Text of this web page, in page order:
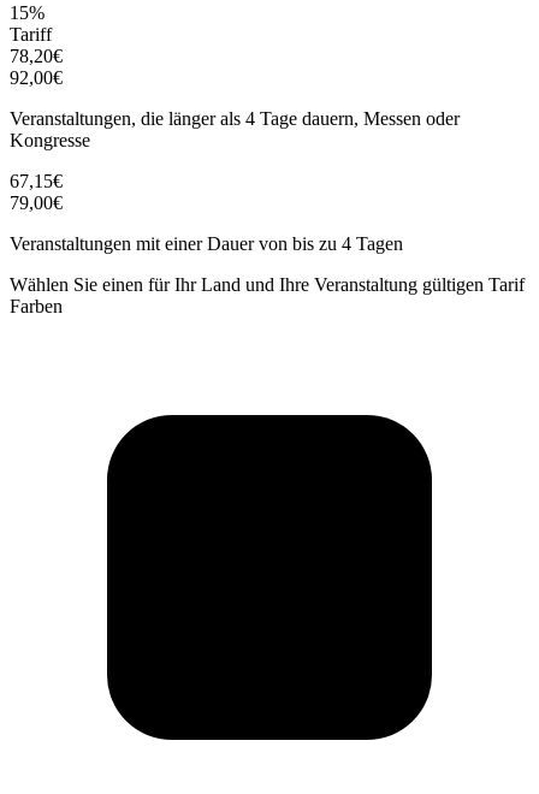
15%
Tariff
78,20€
92,00€
Veranstaltungen, die länger als 4 Tage dauern, Messen oder
Kongresse
67,15€
79,00€
Veranstaltungen mit einer Dauer von bis zu 4 Tagen
Wählen Sie einen für Ihr Land und Ihre Veranstaltung gültigen Tarif
Farben